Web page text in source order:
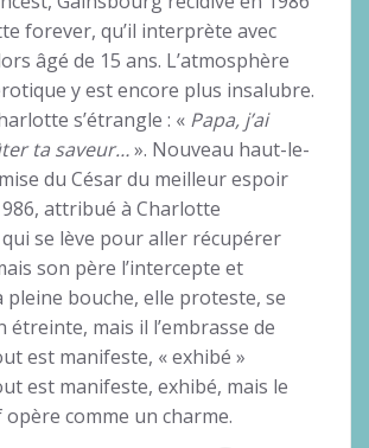
forever, qu’il interprète avec
âgé de 15 ans. L’atmosphère
y est encore plus insalubre.
s’étrangle : « Papa, j’ai
ta saveur…». Nouveau haut-le-
du César du meilleur espoir
attribué à Charlotte
se lève pour aller récupérer
son père l’intercepte et
pleine bouche, elle proteste, se
étreinte, mais il l’embrasse de
est manifeste, « exhibé »
est manifeste, exhibé, mais le
comme un charme.